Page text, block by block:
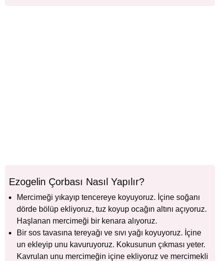
Ezogelin Çorbası Nasıl Yapılır?
Mercimeği yıkayıp tencereye koyuyoruz. İçine soğanı
dörde bölüp ekliyoruz, tuz koyup ocağın altını açıyoruz.
Haşlanan mercimeği bir kenara alıyoruz.
Bir sos tavasına tereyağı ve sıvı yağı koyuyoruz. İçine
un ekleyip unu kavuruyoruz. Kokusunun çıkması yeter.
Kavrulan unu mercimeğin içine ekliyoruz ve mercimekli